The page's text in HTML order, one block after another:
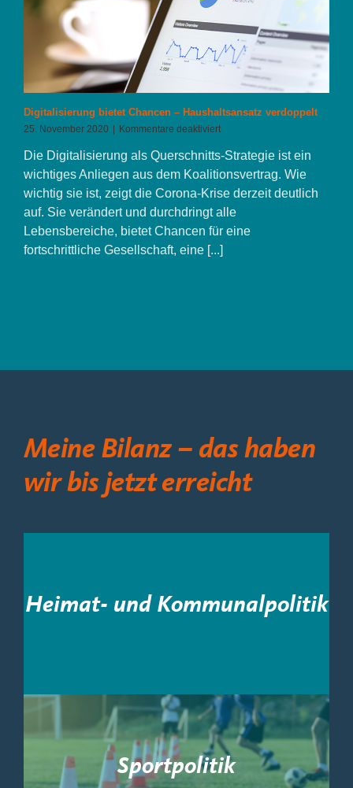
Digitalisierung bietet Chancen – Haushaltsansatz verdoppelt
25. November 2020 Kommentare deaktiviertfür
bietet
Chancen
Haushaltsansatz
verdoppelt
Die Digitalisierung als Querschnitts-Strategie ist ein
wichtiges Anliegen aus dem Koalitionsvertrag. Wie
wichtig sie ist, zeigt die Corona-Krise derzeit deutlich
auf. Sie verändert und durchdringt alle
Lebensbereiche, bietet Chancen für eine
fortschrittliche Gesellschaft, eine [...]
Meine Bilanz – das haben
wir bis jetzt erreicht
Heimat- und Kommunalpolitik
Sportpolitik